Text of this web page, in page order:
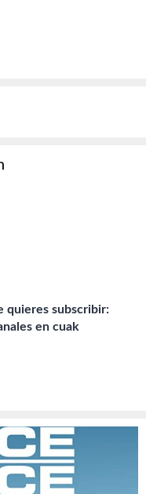
quieres subscribir:
en cuak